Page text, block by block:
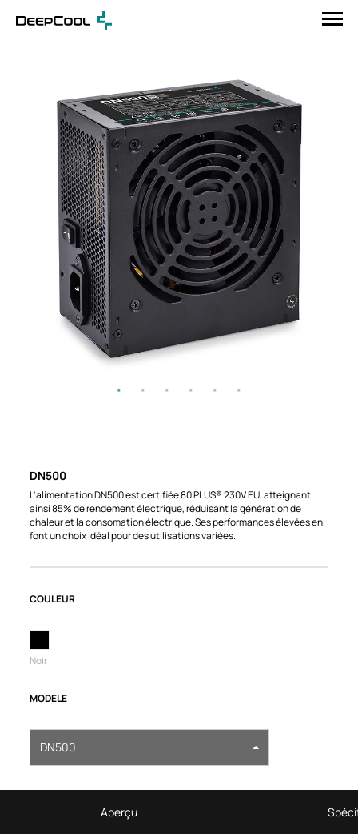
DN500
L'alimentation DN500 est certifiée 80 PLUS® 230V EU, atteignant
ainsi 85% de rendement électrique, réduisant la génération de
chaleur et la consomation électrique. Ses performances élevées en
font un choix idéal pour des utilisations variées.
COULEUR
Noir
MODELE
DN500
Aperçu